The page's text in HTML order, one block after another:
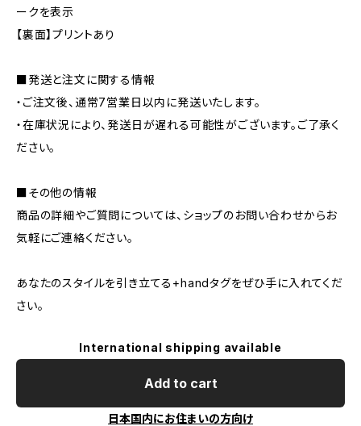
ークを表示
【裏面】プリントあり
■発送と注文に関する情報
・ご注文後、通常7営業日以内に発送いたします。
・在庫状況により、発送日が遅れる可能性がございます。ご了承く
ださい。
■その他の情報
商品の詳細やご質問については、ショップのお問い合わせからお
気軽にご連絡ください。
あなたのスタイルを引き立てる+handタグをぜひ手に入れてくだ
さい。
International shipping available
Add to cart
日本国内にお住まいの方向け